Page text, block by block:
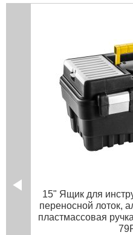
15" Ящик для
переносной лоток,
пластмассовая